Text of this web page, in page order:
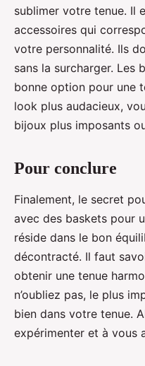
sublimer votre tenue. Il
accessoires qui
votre personnalité. Ils
sans la surcharger. Les
bonne option pour une
look plus audacieux,
bijoux plus imposants
Pour conclure
Finalement, le secret
avec des baskets pour
réside dans le bon
décontracté. Il faut
obtenir une tenue
n’oubliez pas, le plus
bien dans votre tenue.
expérimenter et à vous